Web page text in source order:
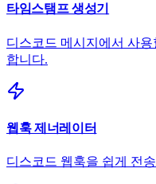
타임스탬프 생성기
디스코드 메시지에서 사
합니다.
웹훅 제너레이터
디스코드 웹훅을 쉽게 전